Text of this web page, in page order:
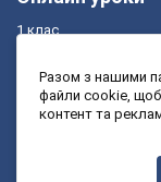
1 клас
3 клас
Разом з нашими
файли cookie, щоб
контент та